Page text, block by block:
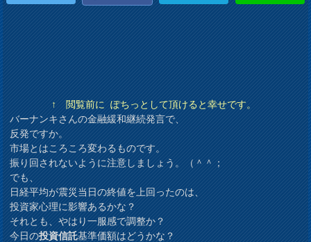
↑ 閲覧前に ぽちっとして頂けると幸せです。
バーナンキさんの金融緩和継続発言で、
反発ですか。
市場とはころころ変わるものです。
振り回されないように注意しましょう。（＾＾；
でも、
日経平均が震災当日の終値を上回ったのは、
投資家心理に影響あるかな？
それとも、やはり一服感で調整か？
今日の投資信託基準価額はどうかな？